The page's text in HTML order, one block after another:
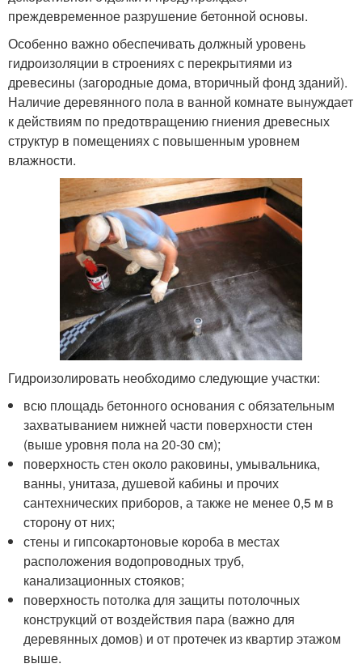
преждевременное разрушение бетонной основы.
Особенно важно обеспечивать должный уровень
гидроизоляции в строениях с перекрытиями из
древесины (загородные дома, вторичный фонд зданий).
Наличие деревянного пола в ванной комнате вынуждает
к действиям по предотвращению гниения древесных
структур в помещениях с повышенным уровнем
влажности.
Гидроизолировать необходимо следующие участки:
всю площадь бетонного основания с обязательным
захватыванием нижней части поверхности стен
(выше уровня пола на 20-30 см);
поверхность стен около раковины, умывальника,
ванны, унитаза, душевой кабины и прочих
сантехнических приборов, а также не менее 0,5 м в
сторону от них;
стены и гипсокартоновые короба в местах
расположения водопроводных труб,
канализационных стояков;
поверхность потолка для защиты потолочных
конструкций от воздействия пара (важно для
деревянных домов) и от протечек из квартир этажом
выше.